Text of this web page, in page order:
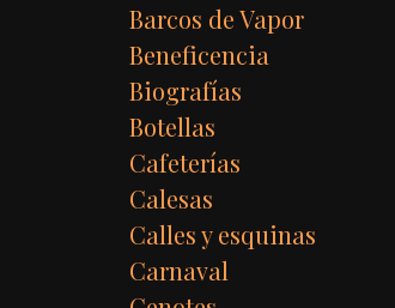
Barcos de Vapor
Beneficencia
Biografías
Botellas
Cafeterías
Calesas
Calles y esquinas
Carnaval